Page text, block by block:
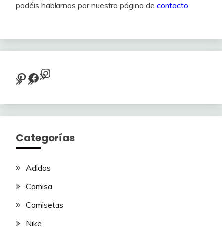
podéis hablarnos por nuestra página de contacto
Pinterest
Facebook
Instagram
Categorías
Adidas
Camisa
Camisetas
Nike